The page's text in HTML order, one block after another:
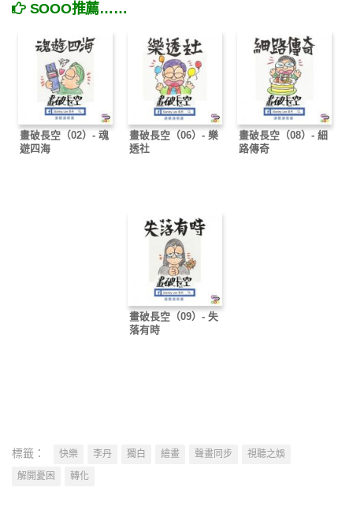
SOOO推薦……
畫破長空（02）- 魂
遊四海
畫破長空（06）- 樂
透社
畫破長空（08）- 細
路傳奇
畫破長空（09）- 失
落有時
標籤： 快樂 李丹 獨白 繪畫 聲畫同步
視聽之娛
解開憂困
轉化